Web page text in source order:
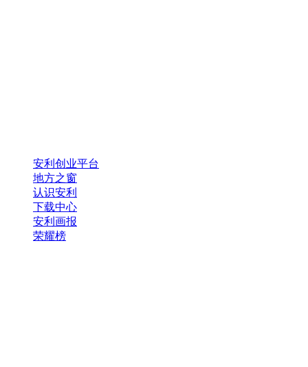
安利创业平台
地方之窗
认识安利
下载中心
安利画报
荣耀榜